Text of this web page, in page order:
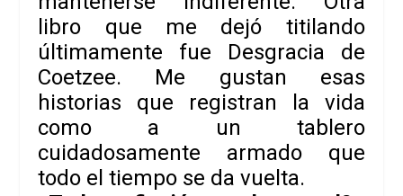
libro que me dejó titilando
últimamente fue Desgracia de
Coetzee. Me gustan esas
historias que registran la vida
como a un tablero
cuidadosamente armado que
todo el tiempo se da vuelta.